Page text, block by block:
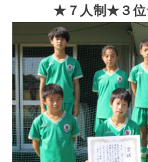
★７人制★３